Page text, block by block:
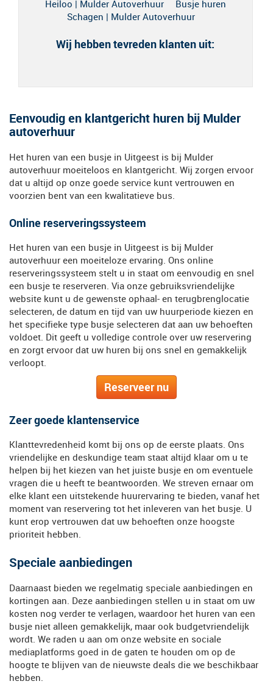
Heiloo | Mulder Autoverhuur
Busje huren
Schagen | Mulder Autoverhuur
Wij hebben tevreden klanten uit:
Eenvoudig en klantgericht huren bij Mulder
autoverhuur
Het huren van een busje in Uitgeest is bij Mulder
autoverhuur moeiteloos en klantgericht. Wij zorgen ervoor
dat u altijd op onze goede service kunt vertrouwen en
voorzien bent van een kwalitatieve bus.
Online reserveringssysteem
Het huren van een busje in Uitgeest is bij Mulder
autoverhuur een moeiteloze ervaring. Ons online
reserveringssysteem stelt u in staat om eenvoudig en snel
een busje te reserveren. Via onze gebruiksvriendelijke
website kunt u de gewenste ophaal- en terugbrenglocatie
selecteren, de datum en tijd van uw huurperiode kiezen en
het specifieke type busje selecteren dat aan uw behoeften
voldoet. Dit geeft u volledige controle over uw reservering
en zorgt ervoor dat uw huren bij ons snel en gemakkelijk
verloopt.
Reserveer nu
Zeer goede klantenservice
Klanttevredenheid komt bij ons op de eerste plaats. Ons
vriendelijke en deskundige team staat altijd klaar om u te
helpen bij het kiezen van het juiste busje en om eventuele
vragen die u heeft te beantwoorden. We streven ernaar om
elke klant een uitstekende huurervaring te bieden, vanaf het
moment van reservering tot het inleveren van het busje. U
kunt erop vertrouwen dat uw behoeften onze hoogste
prioriteit hebben.
Speciale aanbiedingen
Daarnaast bieden we regelmatig speciale aanbiedingen en
kortingen aan. Deze aanbiedingen stellen u in staat om uw
kosten nog verder te verlagen, waardoor het huren van een
busje niet alleen gemakkelijk, maar ook budgetvriendelijk
wordt. We raden u aan om onze website en sociale
mediaplatforms goed in de gaten te houden om op de
hoogte te blijven van de nieuwste deals die we beschikbaar
hebben.